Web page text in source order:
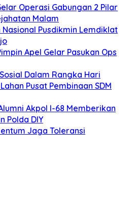
Operasi Gabungan 2 Pilar
Malam
Pusdikmin Lemdiklat
Apel Gelar Pasukan Ops
Dalam Rangka Hari
Pusat Pembinaan SDM
Akpol I-68 Memberikan
Polda DIY
Jaga Toleransi